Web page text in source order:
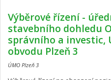
Výběrové řízení -
stavebního dohledu
správního a investic,
obvodu Plzeň 3
ÚMO Plzeň 3